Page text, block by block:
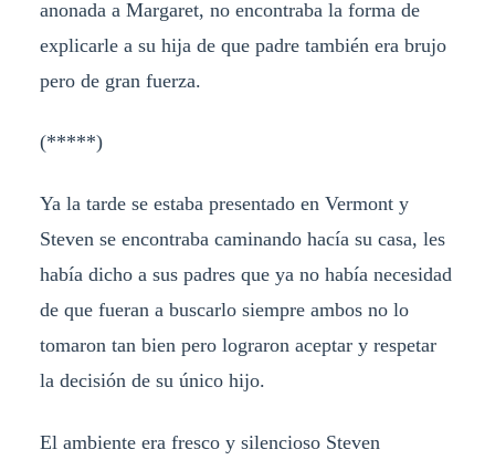
anonada a Margaret, no encontraba la forma de
explicarle a su hija de que padre también era brujo
pero de gran fuerza.
(*****)
Ya la tarde se estaba presentado en Vermont y
Steven se encontraba caminando hacía su casa, les
había dicho a sus padres que ya no había necesidad
de que fueran a buscarlo siempre ambos no lo
tomaron tan bien pero lograron aceptar y respetar
la decisión de su único hijo.
El ambiente era fresco y silencioso Steven